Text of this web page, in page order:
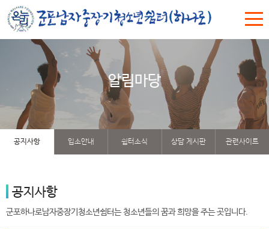
알림마당
공지사항 입소안내 쉼터소식 상담 게시판 관련사이트
공지사항
군포하나로남자중장기청소년쉼터는 청소년들의 꿈과 희망을 주는 곳입니다.